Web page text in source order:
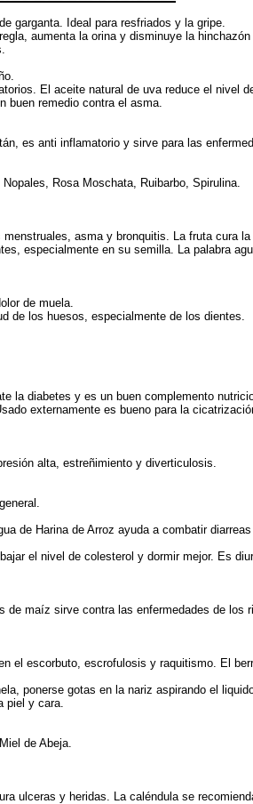
garganta. Ideal para resfriados y la gripe.
aumenta la orina y disminuye la
El aceite natural de uva reduce el nivel
buen remedio contra el asma.
es anti inflamatorio y sirve para las
Rosa Moschata, Ruibarbo, Spirulina.
asma y bronquitis. La fruta cura
especialmente en su semilla. La palabra
de muela.
de los huesos, especialmente de los dientes.
la diabetes y es un buen complemento
externamente es bueno para la
alta, estreñimiento y diverticulosis.
de Harina de Arroz ayuda a combatir
el nivel de colesterol y dormir mejor. Es
maíz sirve contra las enfermedades de los
el escorbuto, escrofulosis y raquitismo. El
ponerse gotas en la nariz aspirando el
piel y cara.
de Abeja.
ulceras y heridas. La caléndula se